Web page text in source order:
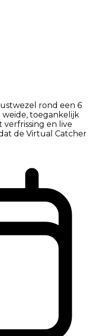
rond een 6
weide, toegankelijk
en live
de Virtual Catcher